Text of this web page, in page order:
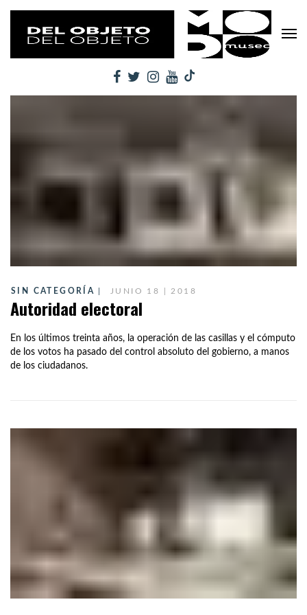
SIN CATEGORÍA JUNIO 18 | 2018
Autoridad electoral
En los últimos treinta años, la operación de las casillas y el cómputo
de los votos ha pasado del control absoluto del gobierno, a manos
de los ciudadanos.